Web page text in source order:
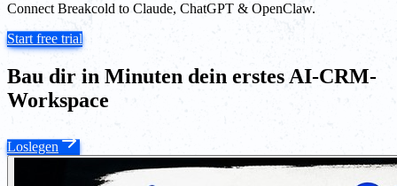
Connect Breakcold to Claude, ChatGPT & OpenClaw.
Start free trial
Bau dir in Minuten dein erstes AI-CRM-
Workspace
Loslegen